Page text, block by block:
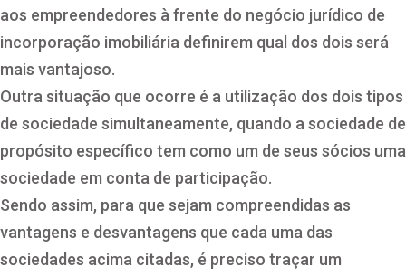
aos empreendedores à frente do negócio jurídico de
incorporação imobiliária definirem qual dos dois será
mais vantajoso.
Outra situação que ocorre é a utilização dos dois tipos
de sociedade simultaneamente, quando a sociedade de
propósito específico tem como um de seus sócios uma
sociedade em conta de participação.
Sendo assim, para que sejam compreendidas as
vantagens e desvantagens que cada uma das
sociedades acima citadas, é preciso traçar um